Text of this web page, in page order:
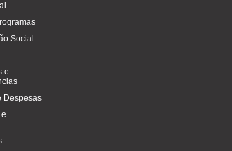
Social
e
Despesas